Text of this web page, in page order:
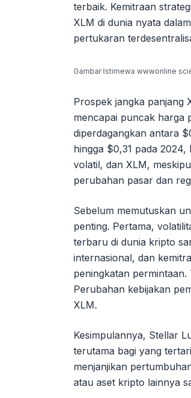
terbaik. Kemitraan
XLM di dunia nyata
pertukaran
Gambar Istimewa wwwonline
Prospek jangka panjang
mencapai puncak harga
diperdagangkan antara
hingga $0,31 pada
volatil, dan XLM,
perubahan pasar dan
Sebelum memutuskan
penting. Pertama,
terbaru di dunia kripto
internasional, dan
peningkatan
Perubahan kebijakan
XLM.
Kesimpulannya, Stellar
terutama bagi yang
menjanjikan
atau aset kripto lainnya